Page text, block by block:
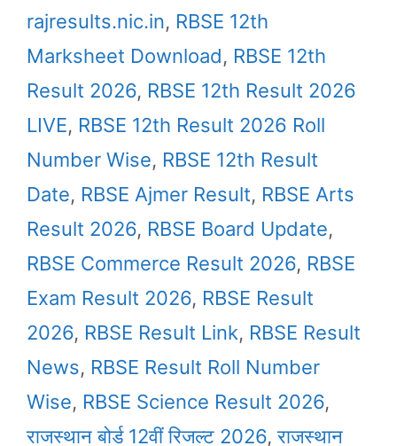
rajresults.nic.in, RBSE 12th
Marksheet Download, RBSE 12th
Result 2026, RBSE 12th Result 2026
LIVE, RBSE 12th Result 2026 Roll
Number Wise, RBSE 12th Result
Date, RBSE Ajmer Result, RBSE Arts
Result 2026, RBSE Board Update,
RBSE Commerce Result 2026, RBSE
Exam Result 2026, RBSE Result
2026, RBSE Result Link, RBSE Result
News, RBSE Result Roll Number
Wise, RBSE Science Result 2026,
राजस्थान बोर्ड 12वीं रिजल्ट 2026,राजस्थान